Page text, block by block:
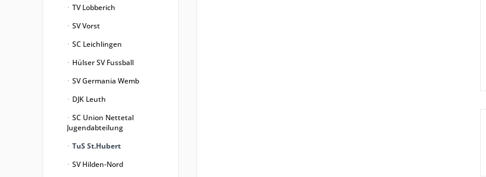
TV Lobberich
SV Vorst
SC Leichlingen
Hülser SV Fussball
SV Germania Wemb
DJK Leuth
SC Union Nettetal
Jugendabteilung
TuS St.Hubert
SV Hilden-Nord